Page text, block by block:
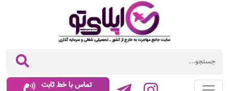
تماس با خط ثابت